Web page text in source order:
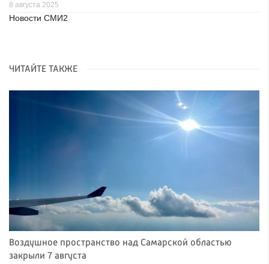
8 августа 2025
Новости СМИ2
ЧИТАЙТЕ ТАКЖЕ
Воздушное пространство над Самарской областью
закрыли 7 августа